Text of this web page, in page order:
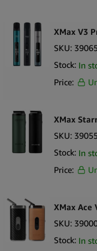
XMax V3
SKU:
Stock: In
Price:
XMax
SKU:
Stock: In
Price:
XMax Ace
SKU:
Stock: In